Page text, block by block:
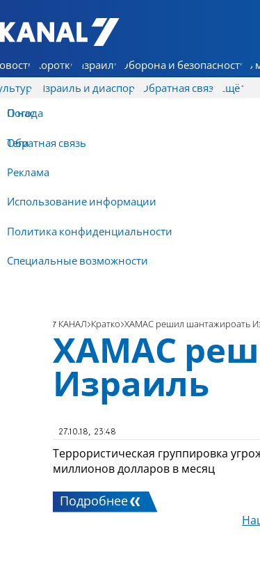
7 КАНАЛ - Аруц Шева
Коротко Израиль Оборона и безопасность В
Израиль и диаспора Обратная связь
О нас
Обратная связь
Реклама
Использование информации
Политика конфиденциальности
Специальные возможности
Ещё
Погода
Теги
7 КАНАЛ Кратко ХАМАС решил шантажироать
ХАМАС
Израиль
27.10.18, 23:48
Террористическая группировка
миллионов долларов в месяц
Подробнее